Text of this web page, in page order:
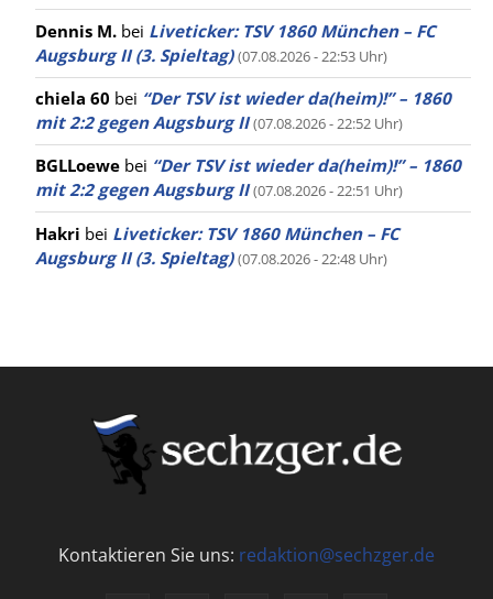
Dennis M. bei Liveticker: TSV 1860 München – FC
Augsburg II (3. Spieltag) (07.08.2026 - 22:53 Uhr)
chiela 60 bei “Der TSV ist wieder da(heim)!” – 1860
mit 2:2 gegen Augsburg II (07.08.2026 - 22:52 Uhr)
BGLLoewe bei “Der TSV ist wieder da(heim)!” – 1860
mit 2:2 gegen Augsburg II (07.08.2026 - 22:51 Uhr)
Hakri bei Liveticker: TSV 1860 München – FC
Augsburg II (3. Spieltag) (07.08.2026 - 22:48 Uhr)
Kontaktieren Sie uns: redaktion@sechzger.de